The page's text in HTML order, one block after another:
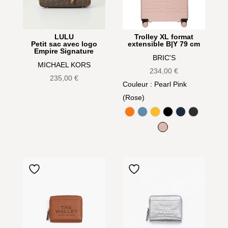
LULU
Petit sac avec logo
Empire Signature
MICHAEL KORS
235,00 €
Trolley XL format
extensible B|Y 79 cm
BRIC'S
234,00€
Couleur : Pearl Pink
(Rose)
Aranci (Orange)
Avio (Bleu Gris)
Mango (Jaune)
NoirOceano (Bleu
Olive
Pearl Pink (Rose)